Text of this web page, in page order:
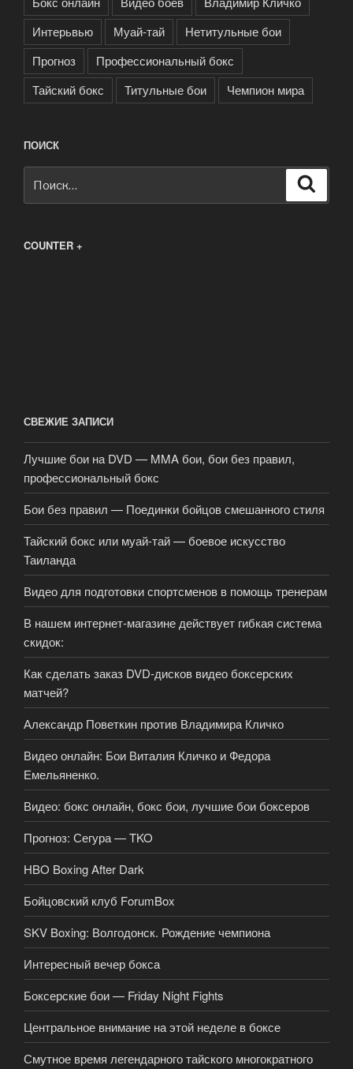
Интерьвью
Муай-тай
Нетитульные бои
Прогноз
Профессиональный бокс
Тайский бокс
Титульные бои Чемпион мира
ПОИСК
COUNTER +
СВЕЖИЕ ЗАПИСИ
Лучшие бои на DVD — MMA бои, бои без правил,
профессиональный бокс
Бои без правил — Поединки бойцов смешанного стиля
Тайский бокс или муай-тай — боевое искусство
Таиланда
Видео для подготовки спортсменов в помощь тренерам
В нашем интернет-магазине действует гибкая система
скидок:
Как сделать заказ DVD-дисков видео боксерских
матчей?
Александр Поветкин против Владимира Кличко
Видео онлайн: Бои Виталия Кличко и Федора
Емельяненко.
Видео: бокс онлайн, бокс бои, лучшие бои боксеров
Прогноз: Сегура — TKO
HBO Boxing After Dark
Бойцовский клуб ForumBox
SKV Boxing: Волгодонск. Рождение чемпиона
Интересный вечер бокса
Боксерские бои — Friday Night Fights
Центральное внимание на этой неделе в боксе
Смутное время легендарного тайского многократного